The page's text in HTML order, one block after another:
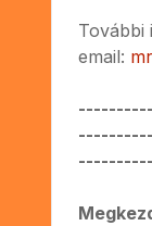
További
email: